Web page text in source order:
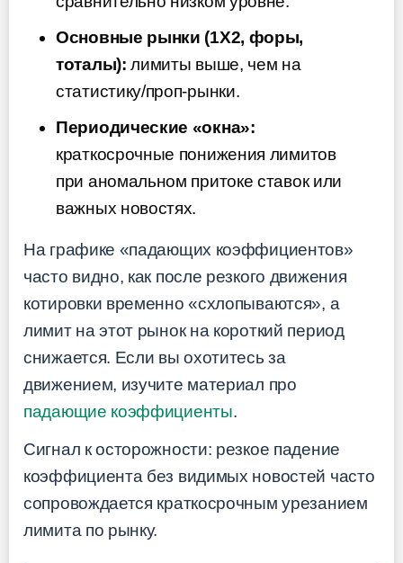
Основные рынки (1X2, форы,
тоталы): лимиты выше, чем на
статистику/проп-рынки.
Периодические «окна»:
краткосрочные понижения лимитов
при аномальном притоке ставок или
важных новостях.
На графике «падающих коэффициентов»
часто видно, как после резкого движения
котировки временно «схлопываются», а
лимит на этот рынок на короткий период
снижается. Если вы охотитесь за
движением, изучите материал про
падающие коэффициенты.
Сигнал к осторожности: резкое падение
коэффициента без видимых новостей часто
сопровождается краткосрочным урезанием
лимита по рынку.